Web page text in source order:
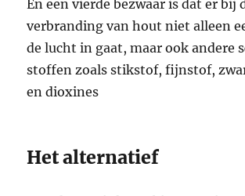
En een vierde bezwaar is dat er bij
verbranding van hout niet alleen
de lucht in gaat, maar ook andere
stoffen zoals stikstof, fijnstof,
en dioxines
Het alternatief